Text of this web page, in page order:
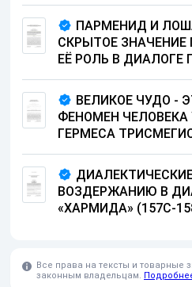
ПАРМЕНИД И
СКРЫТОЕ
ЕЁ РОЛЬ В ДИАЛОГЕ
ВЕЛИКОЕ ЧУДО -
ФЕНОМЕН
ГЕРМЕСА
ВОЗДЕРЖАНИЮ В
«ХАРМИДА» (157C-
Все права на тексты и товарные
законным владельцам.